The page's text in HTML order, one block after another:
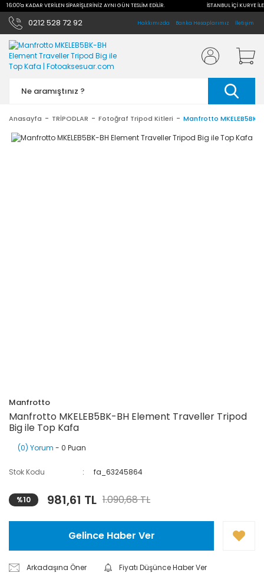
16:00'a KADAR VERİLEN SİPARİŞLERİNİZ AYNI GÜN TESLİM EDİLİR. İSTANBUL İÇİ KURYE
0212 528 72 92 Hakkımızda Banka Hesaplarımız İletişim
Anasayfa TRİPODLAR Fotoğraf Tripod Kitleri Manfrotto
Manfrotto
Manfrotto MKELEB5BK-BH Element Traveller Tripod
Big ile Top Kafa
(0) Yorum - 0 Puan
Stok Kodu fa_63245864
%10 981,61 TL 1.090,68 TL
Gelince Haber Ver
Arkadaşına Öner
Fiyatı Düşünce Haber Ver